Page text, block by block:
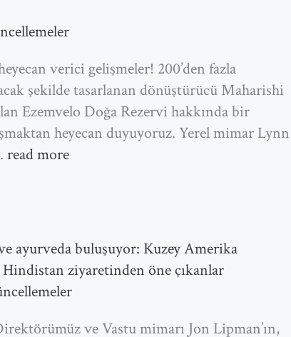
verici gelişmeler! 200’den fazla
şekilde tasarlanan dönüştürücü Maharishi
Ezemvelo Doğa Rezervi hakkında bir
heyecan duyuyoruz. Yerel mimar Lynn
read more
ayurveda buluşuyor: Kuzey Amerika
ziyaretinden öne çıkanlar
ve Vastu mimarı Jon Lipman’ın,